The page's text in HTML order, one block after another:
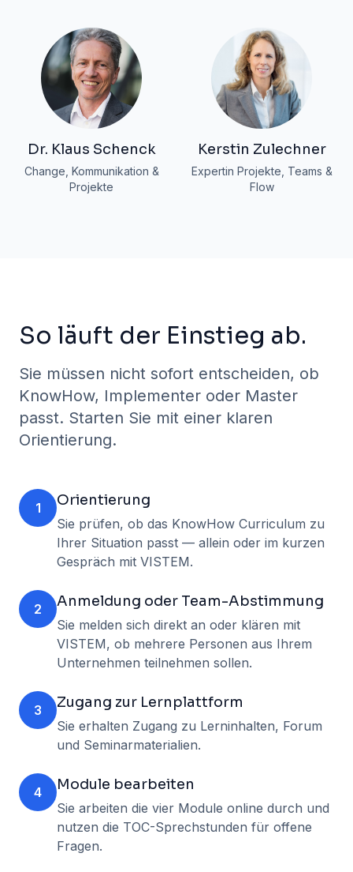
Dr. Klaus Schenck
Change, Kommunikation &
Projekte
Kerstin Zulechner
Expertin Projekte, Teams &
Flow
So läuft der Einstieg ab.
Sie müssen nicht sofort entscheiden, ob
KnowHow, Implementer oder Master
passt. Starten Sie mit einer klaren
Orientierung.
1 Orientierung
Sie prüfen, ob das KnowHow Curriculum zu
Ihrer Situation passt — allein oder im kurzen
Gespräch mit VISTEM.
2 Anmeldung oder Team-Abstimmung
Sie melden sich direkt an oder klären mit
VISTEM, ob mehrere Personen aus Ihrem
Unternehmen teilnehmen sollen.
3 Zugang zur Lernplattform
Sie erhalten Zugang zu Lerninhalten, Forum
und Seminarmaterialien.
4 Module bearbeiten
Sie arbeiten die vier Module online durch und
nutzen die TOC-Sprechstunden für offene
Fragen.